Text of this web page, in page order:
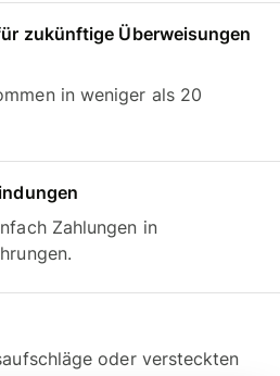
zukünftige Überweisungen
in weniger als 20
Zahlungen in
oder versteckten